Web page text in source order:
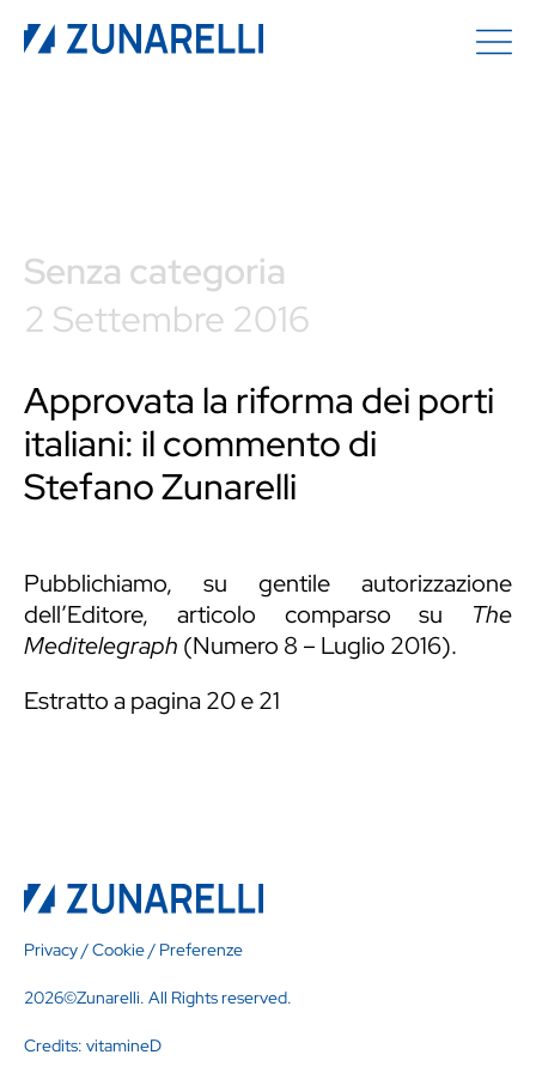
Senza categoria
2 Settembre 2016
Approvata la riforma dei porti
italiani: il commento di
Stefano Zunarelli
Pubblichiamo, su gentile autorizzazione
dell’Editore, articolo comparso su The
Meditelegraph (Numero 8 – Luglio 2016).
Estratto a pagina 20 e 21
Privacy/Cookie/ Preferenze
2026©Zunarelli. All Rights reserved.
Credits: vitamineD